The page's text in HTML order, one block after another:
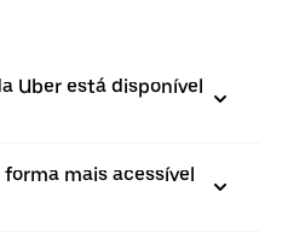
Uber está disponível
mais acessível